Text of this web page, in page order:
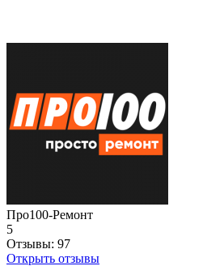
Про100-Ремонт
5
Отзывы: 97
Открыть отзывы